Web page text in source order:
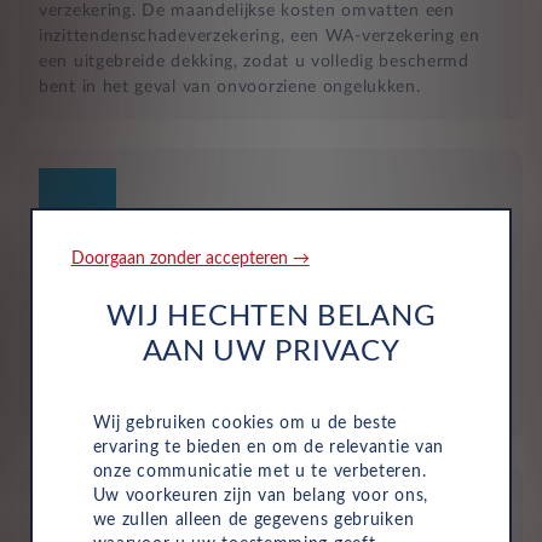
verzekering. De maandelijkse kosten omvatten een
inzittendenschadeverzekering, een WA-verzekering en
een uitgebreide dekking, zodat u volledig beschermd
bent in het geval van onvoorziene ongelukken.
Bij zakelijke lease is de leasemaatschappij eigenaar van
de auto en betaalt u een vast maandbedrag. Hierdoor
Doorgaan zonder accepteren →
WIJ HECHTEN BELANG
AAN UW PRIVACY
Wij gebruiken cookies om u de beste
ervaring te bieden en om de relevantie van
onze communicatie met u te verbeteren.
Uw voorkeuren zijn van belang voor ons,
we zullen alleen de gegevens gebruiken